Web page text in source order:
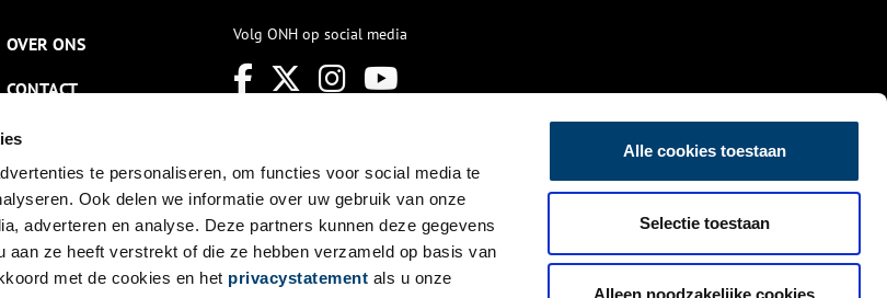
te personaliseren, om functies voor social media te
Ook delen we informatie over uw gebruik van onze
adverteren en analyse. Deze partners kunnen deze gegevens
aan ze heeft verstrekt of die ze hebben verzameld op basis van
met de cookies en het privacystatement als u onze
Alle cookies toestaan
Selectie toestaan
Alleen noodzakelijke cookies
OVER ONS
CONTACT
NIEUWSBRIEF
DISCLAIMER
PRIVACY
TOEGANKELIJKHEID
Volg ONH op social media